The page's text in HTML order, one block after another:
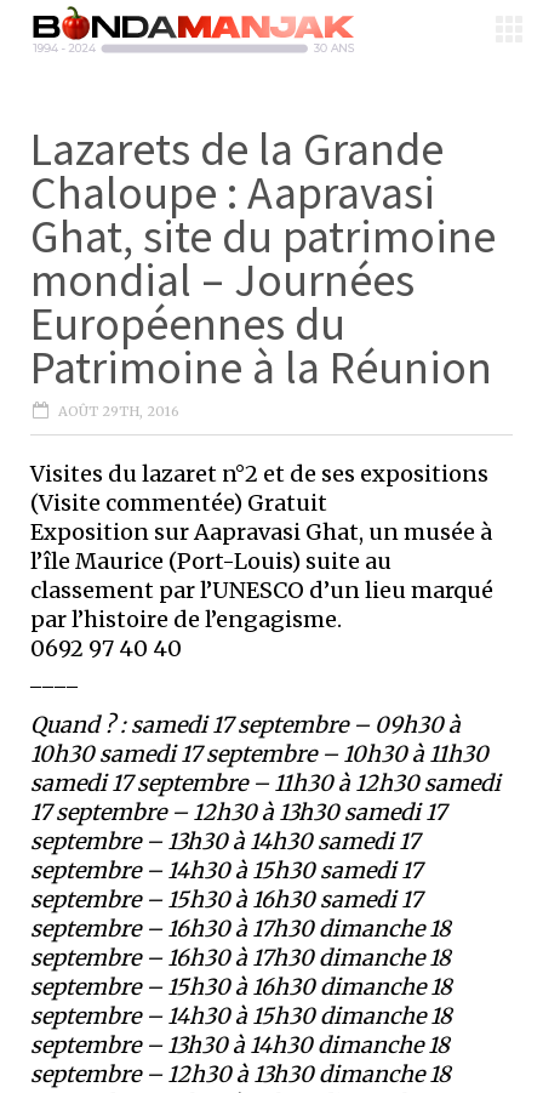
Lazarets de la Grande
Chaloupe : Aapravasi
Ghat, site du patrimoine
mondial – Journées
Européennes du
Patrimoine à la Réunion
AOÛT 29TH, 2016
Visites du lazaret n°2 et de ses expositions
(Visite commentée) Gratuit
Exposition sur Aapravasi Ghat, un musée à
l’île Maurice (Port-Louis) suite au
classement par l’UNESCO d’un lieu marqué
par l’histoire de l’engagisme.
0692 97 40 40
Quand ? :samedi 17 septembre – 09h30 à
10h30 samedi 17 septembre – 10h30 à 11h30
samedi 17 septembre – 11h30 à 12h30 samedi
17 septembre – 12h30 à 13h30 samedi 17
septembre – 13h30 à 14h30 samedi 17
septembre – 14h30 à 15h30 samedi 17
septembre – 15h30 à 16h30 samedi 17
septembre – 16h30 à 17h30 dimanche 18
septembre – 16h30 à 17h30 dimanche 18
septembre – 15h30 à 16h30 dimanche 18
septembre – 14h30 à 15h30 dimanche 18
septembre – 13h30 à 14h30 dimanche 18
septembre – 12h30 à 13h30 dimanche 18